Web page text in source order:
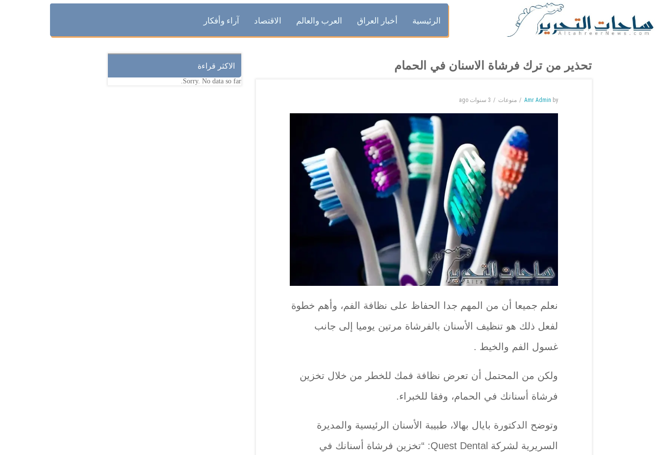
الرئيسية أخبار العراق العرب والعالم الاقتصاد آراء وأفكار
تحذير من ترك فرشاة الاسنان في الحمام
by
Amr Admin منوعات 3 سنوات ago
نعلم جميعا أن من المهم جدا الحفاظ على نظافة الفم، وأهم خطوة
لفعل ذلك هو تنظيف الأسنان بالفرشاة مرتين يوميا إلى جانب
غسول الفم والخيط .
ولكن من المحتمل أن تعرض نظافة فمك للخطر من خلال تخزين
فرشاة أسنانك في الحمام، وفقا للخبراء.
وتوضح الدكتورة بايال بهالا، طبيبة الأسنان الرئيسية والمديرة
السريرية لشركة Quest Dental: “تخزين فرشاة أسنانك في
الاكثر قراءة
Sorry. No data so far.